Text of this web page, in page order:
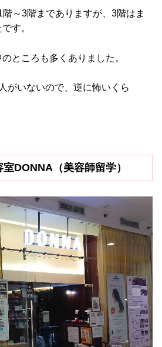
～3階までありますが、3階はま
す。
ところも多くありました。
がいないので、逆に怖いくら
DONNA（美容師留学）